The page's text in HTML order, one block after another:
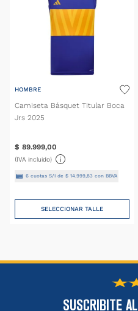
HOMBRE
Camiseta Básquet Titular Boca
Jrs 2025
$ 89.999,00
(IVA incluido)
6 cuotas S/I de$ 14.999,83 con BBVA
SELECCIONAR TALLE
SUSCRIBITE AL